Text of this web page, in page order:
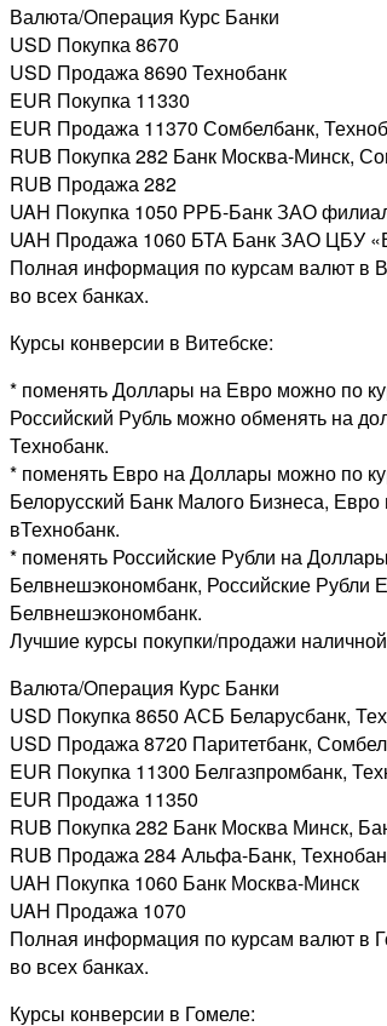
Валюта/Операция Курс Банки
USD Покупка 8670
USD Продажа 8690 Технобанк
EUR Покупка 11330
EUR Продажа 11370 Сомбелбанк,
RUB Покупка 282 Банк Москва-Минск,
RUB Продажа 282
UAH Покупка 1050 РРБ-Банк ЗАО
UAH Продажа 1060 БТА Банк ЗАО ЦБУ
Полная информация по курсам валют в
во всех банках.
Курсы конверсии в Витебске:
* поменять Доллары на Евро можно по
Российский Рубль можно обменять на
Технобанк.
* поменять Евро на Доллары можно по
Белорусский Банк Малого Бизнеса,
вТехнобанк.
* поменять Российские Рубли на
Белвнешэкономбанк, Российские Рубли
Белвнешэкономбанк.
Лучшие курсы покупки/продажи
Валюта/Операция Курс Банки
USD Покупка 8650 АСБ Беларусбанк,
USD Продажа 8720 Паритетбанк,
EUR Покупка 11300 Белгазпромбанк,
EUR Продажа 11350
RUB Покупка 282 Банк Москва Минск,
RUB Продажа 284 Альфа-Банк,
UAH Покупка 1060 Банк Москва-Минск
UAH Продажа 1070
Полная информация по курсам валют в
во всех банках.
Курсы конверсии в Гомеле: